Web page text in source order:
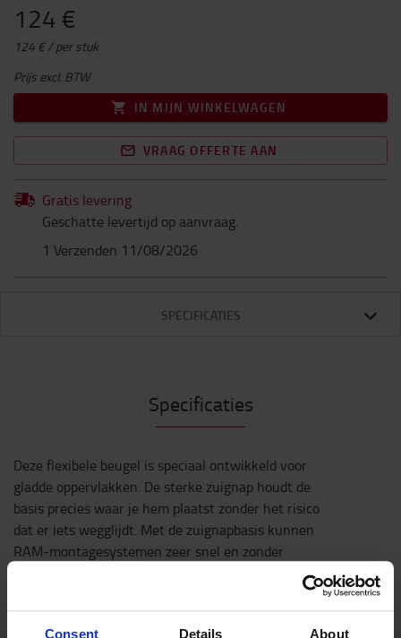
Consent Details About
124 €
124 € / per stuk
Prijs excl. BTW
IN MIJN WINKELWAGEN
VRAAG OFFERTE AAN
Gratis levering
Geschatte levertijd op aanvraag.
1 Verzenden 11/08/2026
SPECIFICATIES
Specificaties
Deze flexibele beugel is speciaal ontwikkeld voor
gladde oppervlakken. De sterke zuignap houdt de
basis precies waar je hem plaatst zonder het risico
dat er iets wegglijdt. Met de zuignapbasis kunnen
RAM-montagesystemen zeer snel en zonder
kleinere apparaten aan het raa, van de